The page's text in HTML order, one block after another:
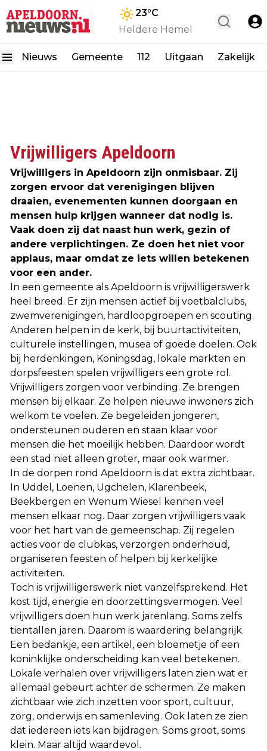
23°C
Heldere Hemel
Nieuws Gemeente 112 Uitgaan Zakelijk
Vrijwilligers Apeldoorn
Vrijwilligers in Apeldoorn zijn onmisbaar. Zij
zorgen ervoor dat verenigingen blijven
draaien, evenementen kunnen doorgaan en
mensen hulp krijgen wanneer dat nodig is.
Vaak doen zij dat naast hun werk, gezin of
andere verplichtingen. Ze doen het niet voor
applaus, maar omdat ze iets willen betekenen
voor een ander.
In een gemeente als Apeldoorn is vrijwilligerswerk
heel breed. Er zijn mensen actief bij voetbalclubs,
zwemverenigingen, hardloopgroepen en scouting.
Anderen helpen in de kerk, bij buurtactiviteiten,
culturele instellingen, musea of goede doelen. Ook
bij herdenkingen, Koningsdag, lokale markten en
dorpsfeesten spelen vrijwilligers een grote rol.
Vrijwilligers zorgen voor verbinding. Ze brengen
mensen bij elkaar. Ze helpen nieuwe inwoners zich
welkom te voelen. Ze begeleiden jongeren,
ondersteunen ouderen en staan klaar voor
mensen die het moeilijk hebben. Daardoor wordt
een stad niet alleen groter, maar ook warmer.
In de dorpen rond Apeldoorn is dat extra zichtbaar.
In Uddel, Loenen, Ugchelen, Klarenbeek,
Beekbergen en Wenum Wiesel kennen veel
mensen elkaar nog. Daar zorgen vrijwilligers vaak
voor het hart van de gemeenschap. Zij regelen
acties voor de clubkas, verzorgen onderhoud,
organiseren feesten of helpen bij kerkelijke
activiteiten.
Toch is vrijwilligerswerk niet vanzelfsprekend. Het
kost tijd, energie en doorzettingsvermogen. Veel
vrijwilligers doen hun werk jarenlang. Soms zelfs
tientallen jaren. Daarom is waardering belangrijk.
Een bedankje, een artikel, een bloemetje of een
koninklijke onderscheiding kan veel betekenen.
Lokale verhalen over vrijwilligers laten zien wat er
allemaal gebeurt achter de schermen. Ze maken
zichtbaar wie zich inzetten voor sport, cultuur,
zorg, onderwijs en samenleving. Ook laten ze zien
dat iedereen iets kan bijdragen. Soms groot, soms
klein. Maar altijd waardevol.